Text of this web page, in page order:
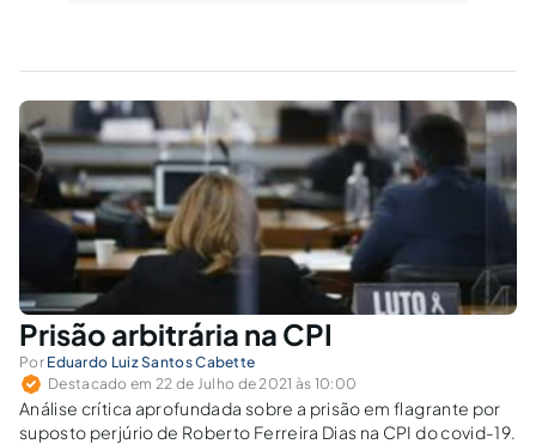
Prisão arbitrária na CPI
Por Eduardo Luiz Santos Cabette
Destacado em 22 de Julho de 2021 às 10:00
Análise crítica aprofundada sobre a prisão em flagrante por
suposto perjúrio de Roberto Ferreira Dias na CPI do covid-19.